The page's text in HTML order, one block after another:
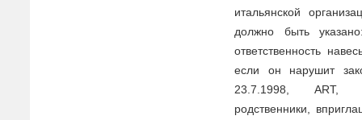
итальянской
должно быть
ответственность нав
если он нарушит
23.7.1998,
родственники, в